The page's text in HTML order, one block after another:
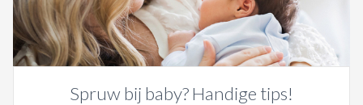
Spruw bij baby? Handige tips!